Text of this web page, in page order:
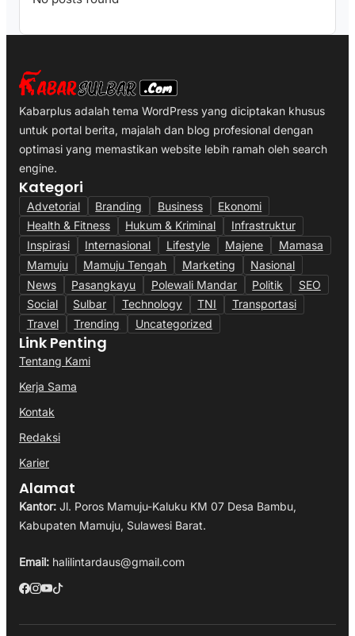
Kabarplus adalah tema WordPress yang diciptakan khusus
untuk portal berita, majalah dan blog profesional dengan
optimasi yang memastikan website lebih ramah oleh search
engine.
Kategori
Advetorial Branding Business
Ekonomi
Health & Fitness
Hukum & Kriminal
Infrastruktur
Inspirasi
Internasional Lifestyle Majene
Mamasa
Mamuju
Mamuju Tengah Marketing
Nasional
News
Pasangkayu Polewali Mandar Politik
SEO
Social
Sulbar Technology TNI
Transportasi
Travel
Trending Uncategorized
Link Penting
Tentang Kami
Kerja Sama
Kontak
Redaksi
Karier
Alamat
Kantor: Jl. Poros Mamuju-Kaluku KM 07 Desa Bambu,
Kabupaten Mamuju, Sulawesi Barat.
Email: halilintardaus@gmail.com